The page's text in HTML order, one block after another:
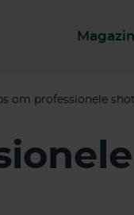
om professionele